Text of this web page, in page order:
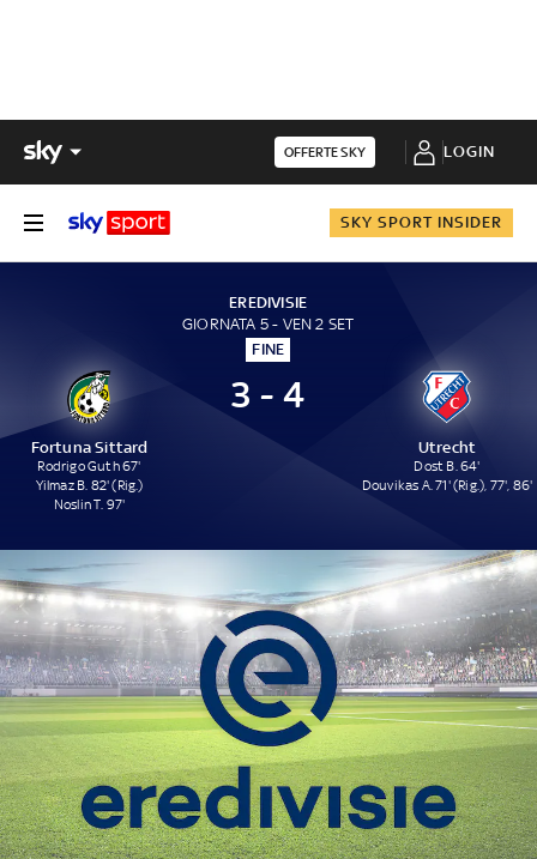
OFFERTE SKY LOGIN
SKY SPORT INSIDER
EREDIVISIE
GIORNATA 5 - VEN 2 SET
FINE
Fortuna Sittard
Rodrigo Guth 67'
Yilmaz B. 82' (Rig.)
Noslin T. 97'
3 - 4
Utrecht
Dost B. 64'
Douvikas A. 71' (Rig.), 77', 86'
3 - 4